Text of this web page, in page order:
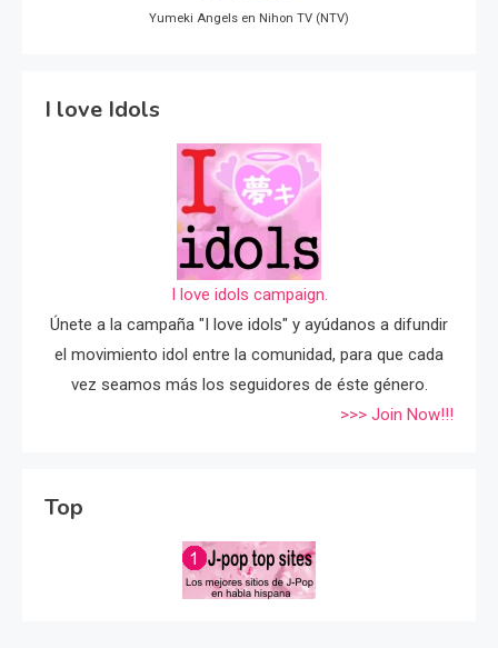
Yumeki Angels en Nihon TV (NTV)
I love Idols
I love idols campaign.
Únete a la campaña "I love idols" y ayúdanos a difundir
el movimiento idol entre la comunidad, para que cada
vez seamos más los seguidores de éste género.
>>> Join Now!!!
Top